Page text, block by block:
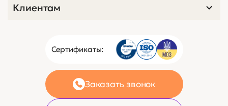
Сертификаты:
Заказать звонок
Клиентам